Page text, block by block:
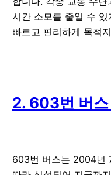
시간 소모를 줄일 수
빠르고 편리하게 목적
2. 603번 버스
603번 버스는 2004년